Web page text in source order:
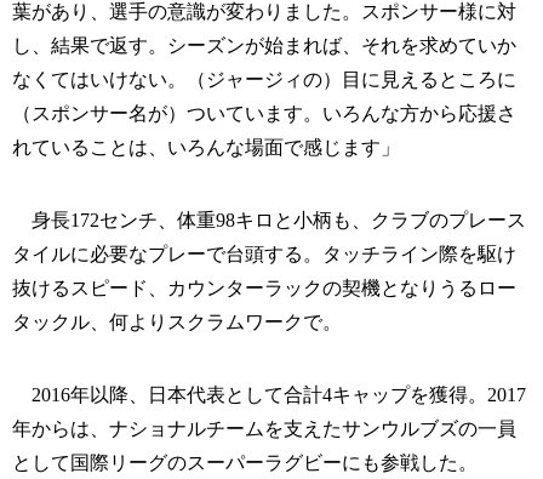
葉があり、選手の意識が変わりました。スポンサー様に対
し、結果で返す。シーズンが始まれば、それを求めていか
なくてはいけない。（ジャージィの）目に見えるところに
（スポンサー名が）ついています。いろんな方から応援さ
れていることは、いろんな場面で感じます」
身長172センチ、体重98キロと小柄も、クラブのプレース
タイルに必要なプレーで台頭する。タッチライン際を駆け
抜けるスピード、カウンターラックの契機となりうるロー
タックル、何よりスクラムワークで。
2016年以降、日本代表として合計4キャップを獲得。2017
年からは、ナショナルチームを支えたサンウルブズの一員
として国際リーグのスーパーラグビーにも参戦した。